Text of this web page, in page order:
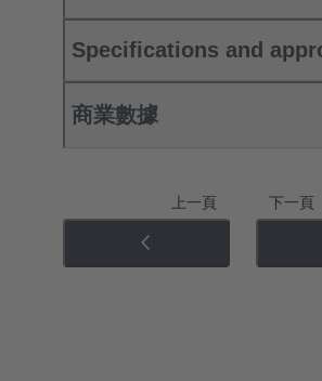
Specifications and
商業數據
上一頁 下一頁